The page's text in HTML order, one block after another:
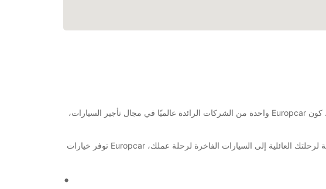
مرحبًا بك في Ljubljana Airport! هل تبحث عن خيارات تأجير سيارات موثوقة ومريحة؟ Europcar هي الخيار الأمثل لك. كون Europcar واحدة من الشركات الرائدة عالميًا في مجال تأجير السيارات،
بغض النظر عن سبب زيارتك إلى Ljubljana Airport، ستجد بالتأكيد سيارة أو شاحنة تلبي احتياجاتك. من السيارات العائلية لرحلتك العائلية إلى السيارات الفاخرة لرحلة عملك، Europcar توفر خيارات